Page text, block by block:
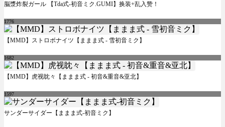
脳漿炸裂ガール 【Tda式-初音ミク.GUMI】换装+乱入赞！
1776
【MMD】ストロボナイツ【ままま式 - 雪初音ミク】
1682
【MMD】虎视眈々【ままま式 - 初音&重音&亚北】
1597
サンダーサイダー【ままま式-初音ミク】